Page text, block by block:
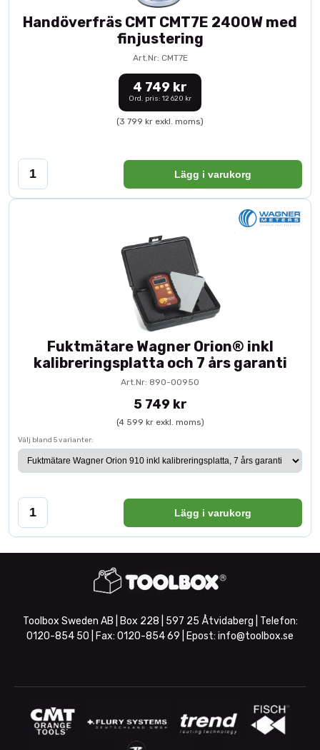
Handöverfräs CMT CMT7E 2400W med
finjustering
Art.Nr: CMT7E
4 749 kr
Ord. pris: 12 620 kr
(3 799 kr exkl. moms)
Lägg i varukorg
Fuktmätare Wagner Orion® inkl
kalibreringsplatta och 7 års garanti
Art.Nr: 890-00950
5 749 kr
(4 599 kr exkl. moms)
Välj bland 5 varianter:
Lägg i varukorg
Toolbox Sweden AB | Box 228 | 597 25 Åtvidaberg | Telefon:
0120-854 50 | Fax: 0120-854 69 | Epost: info@toolbox.se